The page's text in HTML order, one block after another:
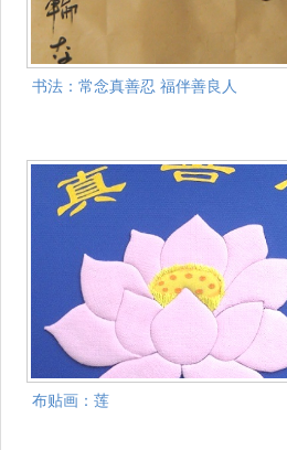
书法：常念真善忍 福伴善良人
布贴画：莲